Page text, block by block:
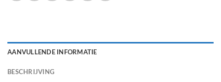
AANVULLENDE INFORMATIE
BESCHRIJVING